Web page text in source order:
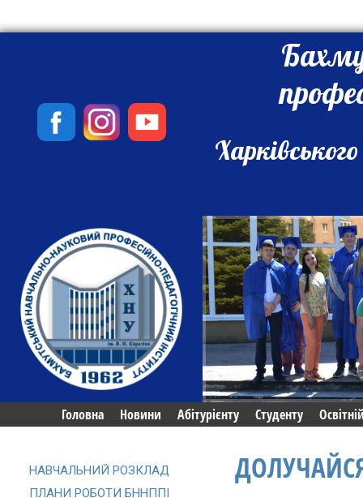
Головна Новини Абітурієнту Студенту
НАВЧАЛЬНИЙ РОЗКЛАД
ПЛАНИ РОБОТИ БННППІ